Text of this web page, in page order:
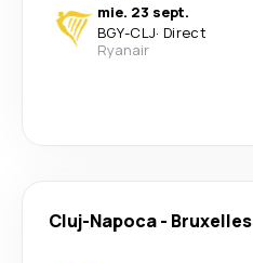
mie. 23 sept.
BGY-CLJ· Direct
Ryanair
Cluj-Napoca- Bruxelles